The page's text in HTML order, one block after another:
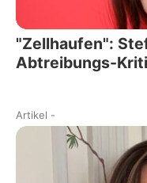
"Zellhaufen":
Abtreibungs-
Artikel -